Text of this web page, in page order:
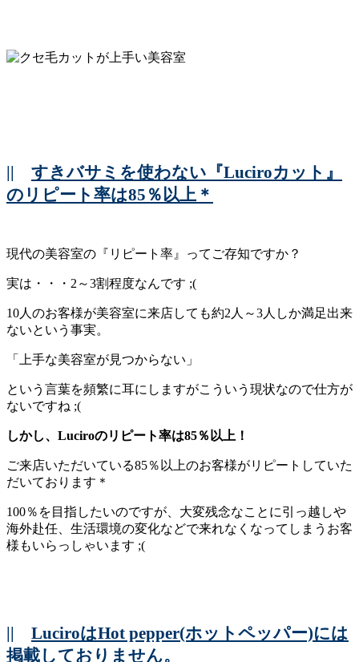
|| すきバサミを使わない『Luciroカット』
のリピート率は85％以上＊
現代の美容室の『リピート率』ってご存知ですか？
実は・・・2～3割程度なんです ;(
10人のお客様が美容室に来店しても約2人～3人しか満足出来
ないという事実。
「上手な美容室が見つからない」
という言葉を頻繁に耳にしますがこういう現状なので仕方が
ないですね ;(
しかし、Luciroのリピート率は85％以上！
ご来店いただいている85％以上のお客様がリピートしていた
だいております＊
100％を目指したいのですが、大変残念なことに引っ越しや
海外赴任、生活環境の変化などで来れなくなってしまうお客
様もいらっしゃいます ;(
|| LuciroはHot pepper(ホットペッパー)には
掲載しておりません。